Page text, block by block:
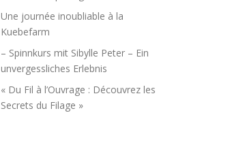
Une journée inoubliable à la
Kuebefarm
– Spinnkurs mit Sibylle Peter – Ein
unvergessliches Erlebnis
« Du Fil à l’Ouvrage : Découvrez les
Secrets du Filage »